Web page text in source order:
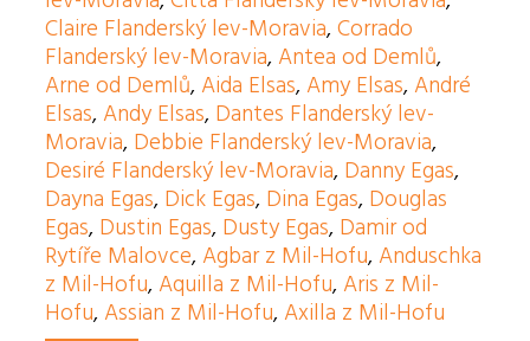
Claire Flanderský lev-Moravia,Corrado
Flanderský lev-Moravia, Antea od Demlů,
Arne od Demlů, Aida Elsas, Amy Elsas, André
Elsas, Andy Elsas, Dantes Flanderský lev-
Moravia, Debbie Flanderský lev-Moravia,
Desiré Flanderský lev-Moravia, Danny Egas,
Dayna Egas, Dick Egas, Dina Egas, Douglas
Egas, Dustin Egas, Dusty Egas, Damir od
Rytíře Malovce, Agbar z Mil-Hofu, Anduschka
z Mil-Hofu, Aquilla z Mil-Hofu, Aris z Mil-
Hofu, Assian z Mil-Hofu, Axilla z Mil-Hofu